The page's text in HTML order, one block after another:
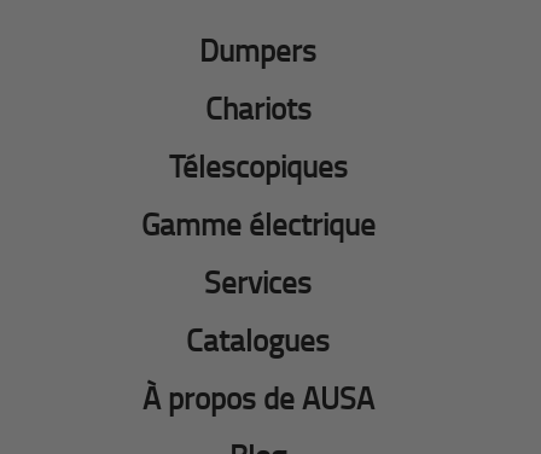
Dumpers
Chariots
Télescopiques
Gamme électrique
Services
Catalogues
À propos de AUSA